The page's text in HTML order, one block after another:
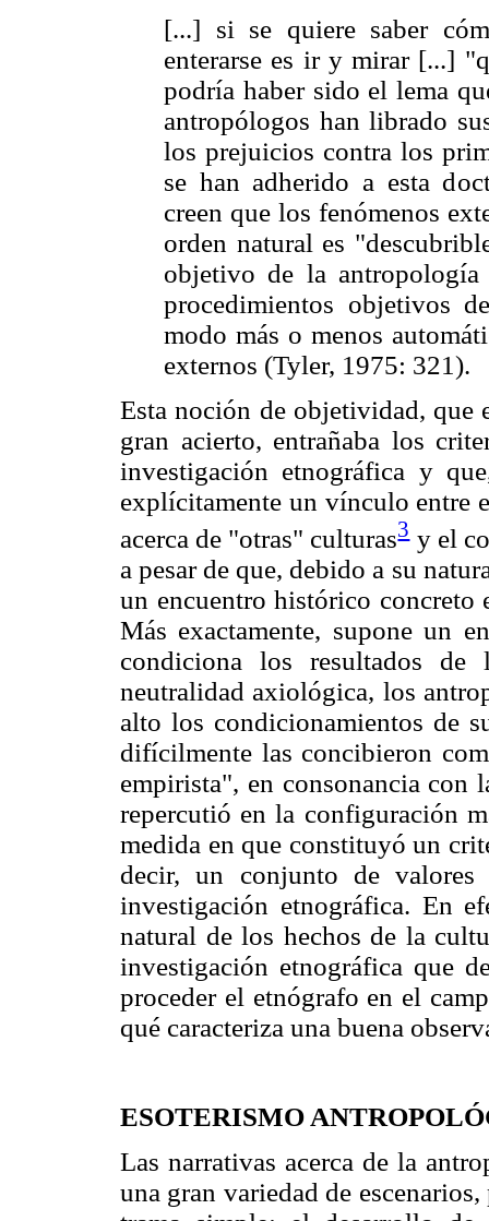
[...] si se quiere saber
enterarse es ir y mirar [...]
podría haber sido el lema
antropólogos han librado
los prejuicios contra los
se han adherido a esta
creen que los fenómenos
orden natural es
objetivo de la
procedimientos objetivos
modo más o menos
externos (Tyler, 1975: 321).
Esta noción de objetividad, que
gran acierto, entrañaba los
investigación etnográfica y
explícitamente un vínculo entre
acerca de "otras" culturas3y el
a pesar de que, debido a su
un encuentro histórico
Más exactamente, supone un
condiciona los resultados
neutralidad axiológica, los
alto los condicionamientos de
difícilmente las concibieron
empirista", en consonancia con
repercutió en la configuración
medida en que constituyó un
decir, un conjunto de
investigación etnográfica. En
natural de los hechos de la
investigación etnográfica que
proceder el etnógrafo en el
qué caracteriza una buena
ESOTERISMO
Las narrativas acerca de la
una gran variedad de